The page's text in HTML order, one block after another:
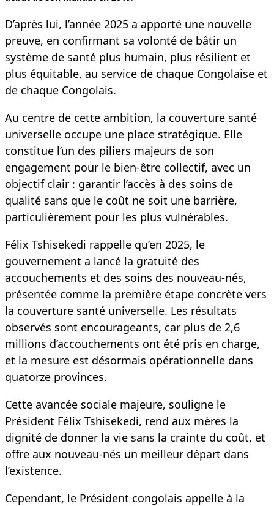
D’après lui, l’année 2025 a apporté une nouvelle
preuve, en confirmant sa volonté de bâtir un
système de santé plus humain, plus résilient et
plus équitable, au service de chaque Congolaise et
de chaque Congolais.
Au centre de cette ambition, la couverture santé
universelle occupe une place stratégique. Elle
constitue l’un des piliers majeurs de son
engagement pour le bien-être collectif, avec un
objectif clair : garantir l’accès à des soins de
qualité sans que le coût ne soit une barrière,
particulièrement pour les plus vulnérables.
Félix Tshisekedi rappelle qu’en 2025, le
gouvernement a lancé la gratuité des
accouchements et des soins des nouveau-nés,
présentée comme la première étape concrète vers
la couverture santé universelle. Les résultats
observés sont encourageants, car plus de 2,6
millions d’accouchements ont été pris en charge,
et la mesure est désormais opérationnelle dans
quatorze provinces.
Cette avancée sociale majeure, souligne le
Président Félix Tshisekedi, rend aux mères la
dignité de donner la vie sans la crainte du coût, et
offre aux nouveau-nés un meilleur départ dans
l’existence.
Cependant, le Président congolais appelle à la